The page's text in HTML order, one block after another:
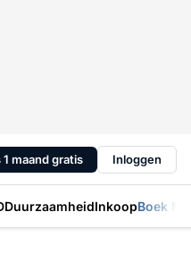
1 maand gratis Inloggen
DuurzaamheidInkoopBoek